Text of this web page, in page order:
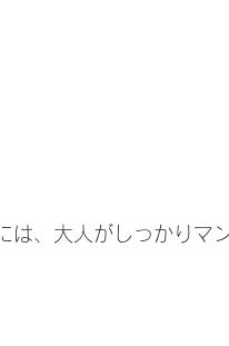
は、大人がしっかりマ